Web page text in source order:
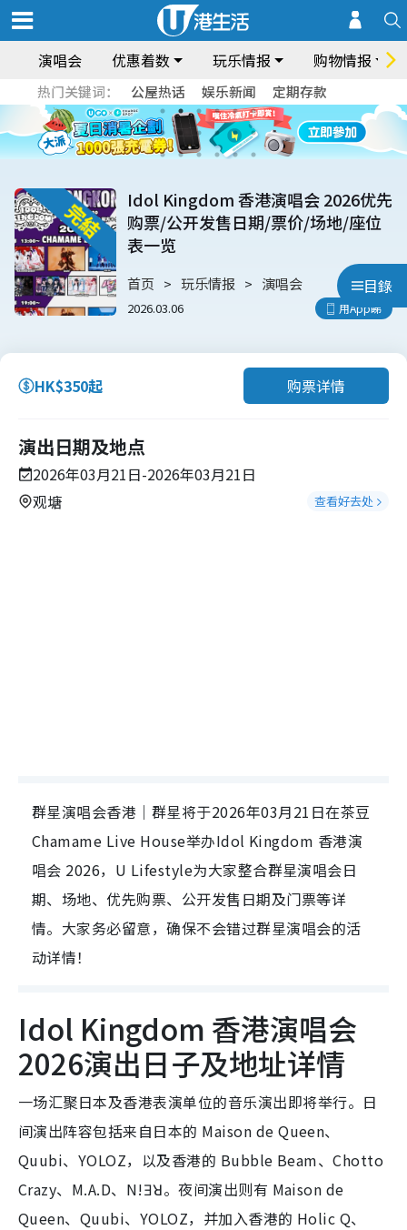
演唱会 优惠着数 玩乐情报 购物情报
热门关键词： 公屋热话 娱乐新闻 定期存款
目錄
Idol Kingdom 香港演唱会 2026优先
购票/公开发售日期/票价/场地/座位
表一览
首页 玩乐情报 演唱会
2026.03.06 用App睇
HK$350起 购票详情
演出日期及地点
2026年03月21日-2026年03月21日
观塘
查看好去处
群星演唱会香港｜群星将于2026年03月21日在茶豆
Chamame Live House举办Idol Kingdom 香港演
唱会 2026，U Lifestyle为大家整合群星演唱会日
期、场地、优先购票、公开发售日期及门票等详
情。大家务必留意，确保不会错过群星演唱会的活
动详情！
Idol Kingdom 香港演唱会
2026演出日子及地址详情
一场汇聚日本及香港表演单位的音乐演出即将举行。日
间演出阵容包括来自日本的 Maison de Queen、
Quubi、YOLOZ，以及香港的 Bubble Beam、Chotto
Crazy、M.A.D、N!Ǝꓤ。夜间演出则有 Maison de
Queen、Quubi、YOLOZ，并加入香港的 Holic Q、